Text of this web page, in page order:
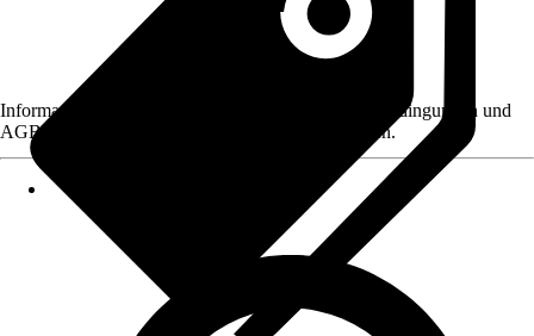
Informationen des Verkäufers, wie z. B. Rückgabebedingungen und
AGB, finden Sie bei Klick auf den Verkäufernamen.